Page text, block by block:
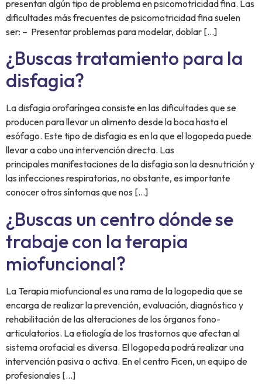
presentan algún tipo de problema en psicomotricidad fina. Las
dificultades más frecuentes de psicomotricidad fina suelen
ser: – Presentar problemas para modelar, doblar […]
¿Buscas tratamiento para la
disfagia?
La disfagia orofaríngea consiste en las dificultades que se
producen para llevar un alimento desde la boca hasta el
esófago. Este tipo de disfagia es en la que el logopeda puede
llevar a cabo una intervención directa. Las
principales manifestaciones de la disfagia son la desnutrición y
las infecciones respiratorias, no obstante, es importante
conocer otros síntomas que nos […]
¿Buscas un centro dónde se
trabaje con la terapia
miofuncional?
La Terapia miofuncional es una rama de la logopedia que se
encarga de realizar la prevención, evaluación, diagnóstico y
rehabilitación de las alteraciones de los órganos fono-
articulatorios. La etiología de los trastornos que afectan al
sistema orofacial es diversa. El logopeda podrá realizar una
intervención pasiva o activa. En el centro Ficen, un equipo de
profesionales […]